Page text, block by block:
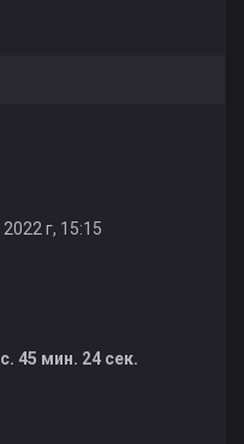
г, 15:15
45 мин. 24 сек.